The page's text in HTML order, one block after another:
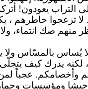
التراب يعودون!
تزعجوا خاطرهم ،
صك انتماء،
يُساس بالمسّاس ولا
لكنه يدرك كيف
وأخصامكم. عجباً
جيشا ومؤسسات